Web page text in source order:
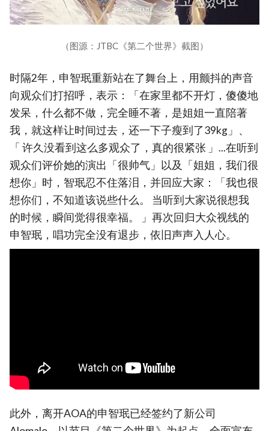
（图源：JTBC《第二个世界》截图）
时隔2年，申智珉重新站在了舞台上，用颤抖的声音
向观众们打招呼，表示：「在家里都不开灯，傻傻地
发呆，什么都不做，完全睡不著，是姐姐一直陪著
我，就这样让时间过去，还一下子瘦到了39kg」、
「 许久没看到这么多观众了，真的很紧张 」...在听到
观众们评价她的演出「很帅气」以及「姐姐，我们很
想你」时，智珉忍不住落泪，并回应大家：「我也很
想你们，不知道该说些什么。 当听到大家说很想我
的时候，瞬间觉得很幸福。 」再次回归大众视线的
申智珉，唱功完全没有退步，依旧声声入人心。
此外，离开AOA的申智珉已经签约了新公司